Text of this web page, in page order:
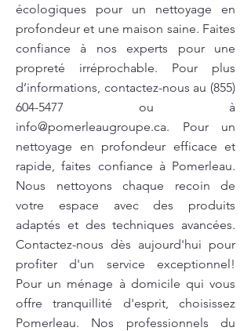
écologiques pour un nettoyage en
profondeur et une maison saine. Faites
confiance à nos experts pour une
propreté irréprochable. Pour plus
d’informations, contactez-nous au (855)
604-5477 ou à
info@pomerleaugroupe.ca. Pour un
nettoyage en profondeur efficace et
rapide, faites confiance à Pomerleau.
Nous nettoyons chaque recoin de
votre espace avec des produits
adaptés et des techniques avancées.
Contactez-nous dès aujourd'hui pour
profiter d'un service exceptionnel!
Pour un ménage à domicile qui vous
offre tranquillité d'esprit, choisissez
Pomerleau. Nos professionnels du